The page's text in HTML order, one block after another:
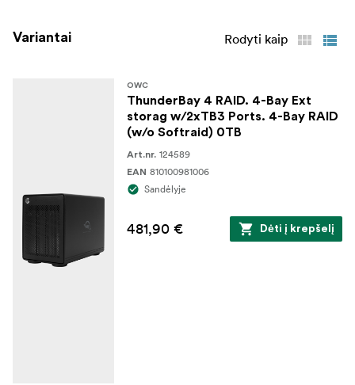
Variantai Rodyti kaip
OWC
ThunderBay 4 RAID. 4-Bay Ext
storag w/2xTB3 Ports. 4-Bay RAID
(w/o Softraid) 0TB
Art.nr. 124589
EAN 810100981006
Sandėlyje
481,90 € Dėti į krepšelį